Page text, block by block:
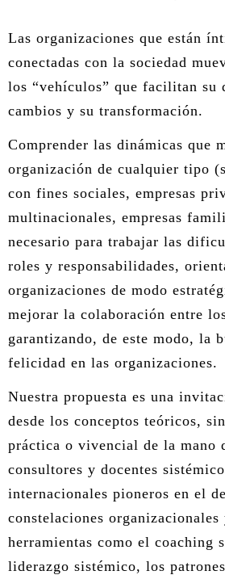
ÁREA DE PEDAGOGÍA SISTÉMICA
ÁREA DE INTERVENCIÓN
ÁREA ONLINE
Las organizaciones que están
conectadas con la sociedad
los “vehículos” que facilitan su
cambios y su transformación.
Comprender las dinámicas que
organización de cualquier tipo
con fines sociales, empresas
multinacionales, empresas
necesario para trabajar las
roles y responsabilidades,
organizaciones de modo
mejorar la colaboración entre
garantizando, de este modo, la
felicidad en las organizaciones.
Nuestra propuesta es una
desde los conceptos teóricos,
práctica o vivencial de la mano
consultores y docentes
internacionales pioneros en el
constelaciones organizacionales
herramientas como el coaching
liderazgo sistémico, los